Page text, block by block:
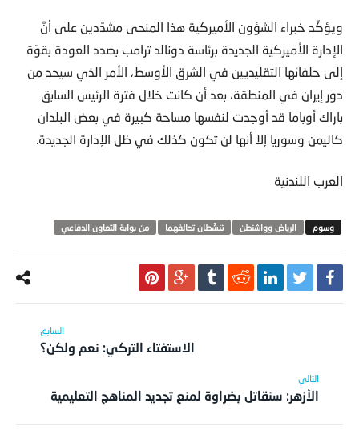
ويؤكّد خبراء الشؤون الأميركية هذا المنحى مشدّدين على أنَّ
الإدارة الأميركية الجديدة برئاسة دونالد ترامب بصدد العودة بقوّة
إلى حلفائها التقليديين في الشرق الأوسط، الأمر الذي سيحد من
دور إيران في المنطقة، بعد أن كانت خلال فترة الرئيس السابق
باراك أوباما قد أوجدت لنفسها مساحة كبيرة في بعض البلدان
كاليمن وسوريا إلا أنها لن تكون كذلك في ظل الإدارة الجديدة.
العرب اللندنية
الرياض وواشنطن تنشّطان تحالفهما من بوابة التعاون الدفاعي
الاستفتاء التركي: نعم ولكن؟
الأزهر: سنقاتل بضراوة لمنع تجديد المناهج التعليمية